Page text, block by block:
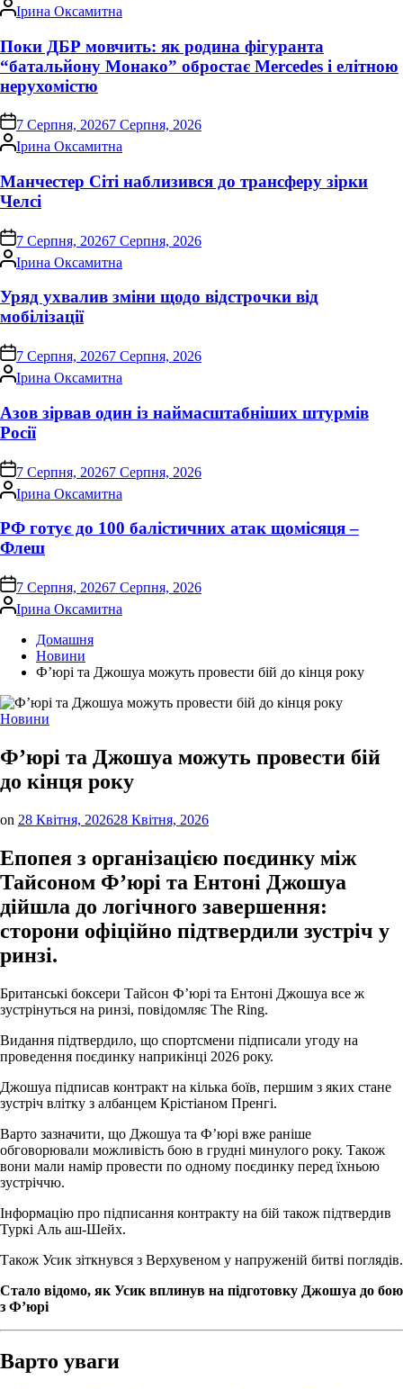
Опубліковано
Ірина Оксамитна
Поки ДБР мовчить: як родина фігуранта
“батальйону Монако” обростає Mercedes і елітною
нерухомістю
on 7 Серпня, 20267 Серпня, 2026
Опубліковано
Ірина Оксамитна
Манчестер Сіті наблизився до трансферу зірки
Челсі
on 7 Серпня, 20267 Серпня, 2026
Опубліковано
Ірина Оксамитна
Уряд ухвалив зміни щодо відстрочки від
мобілізації
on 7 Серпня, 20267 Серпня, 2026
Опубліковано
Ірина Оксамитна
Азов зірвав один із наймасштабніших штурмів
Росії
on 7 Серпня, 20267 Серпня, 2026
Опубліковано
Ірина Оксамитна
РФ готує до 100 балістичних атак щомісяця –
Флеш
on 7 Серпня, 20267 Серпня, 2026
Опубліковано
Ірина Оксамитна
Домашня
Новини
Ф’юрі та Джошуа можуть провести бій до кінця року
Опублікувати
Новини
Ф’юрі та Джошуа можуть провести бій
до кінця року
on 28 Квітня, 202628 Квітня, 2026
Епопея з організацією поєдинку між
Тайсоном Ф’юрі та Ентоні Джошуа
дійшла до логічного завершення:
сторони офіційно підтвердили зустріч у
ринзі.
Британські боксери Тайсон Ф’юрі та Ентоні Джошуа все ж
зустрінуться на ринзі, повідомляє The Ring.
Видання підтвердило, що спортсмени підписали угоду на
проведення поєдинку наприкінці 2026 року.
Джошуа підписав контракт на кілька боїв, першим з яких стане
зустріч влітку з албанцем Крістіаном Пренгі.
Варто зазначити, що Джошуа та Ф’юрі вже раніше
обговорювали можливість бою в грудні минулого року. Також
вони мали намір провести по одному поєдинку перед їхньою
зустріччю.
Інформацію про підписання контракту на бій також підтвердив
Туркі Аль аш-Шейх.
Також Усик зіткнувся з Верхувеном у напруженій битві поглядів.
Стало відомо, як Усик вплинув на підготовку Джошуа до бою
з Ф’юрі
Варто уваги